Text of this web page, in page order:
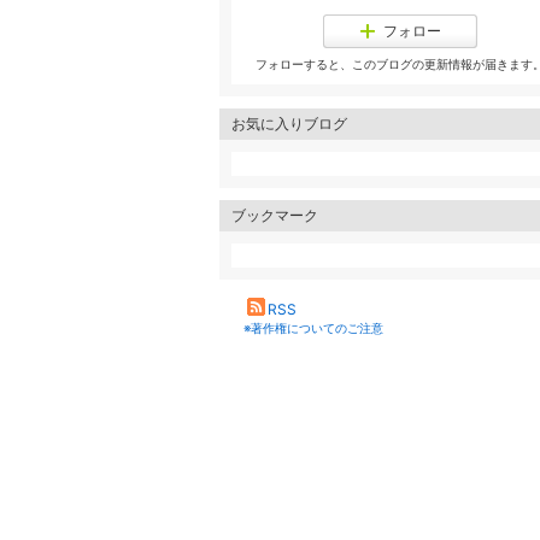
フォロー
フォローすると、このブログの更新情報が届きます
お気に入りブログ
ブックマーク
RSS
※著作権についてのご注意